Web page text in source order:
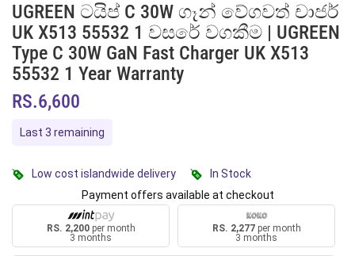
UGREEN ටයිප් C 30W ගෑන් වේගවත් චාජර්
UK X513 55532 1 වසරේ වගකීම | UGREEN
Type C 30W GaN Fast Charger UK X513
55532 1 Year Warranty
RS.6,600
Last 3 remaining
Low cost islandwide delivery
In Stock
Payment offers available at checkout
RS. 2,200per month
3 months
RS. 2,277per month
3 months